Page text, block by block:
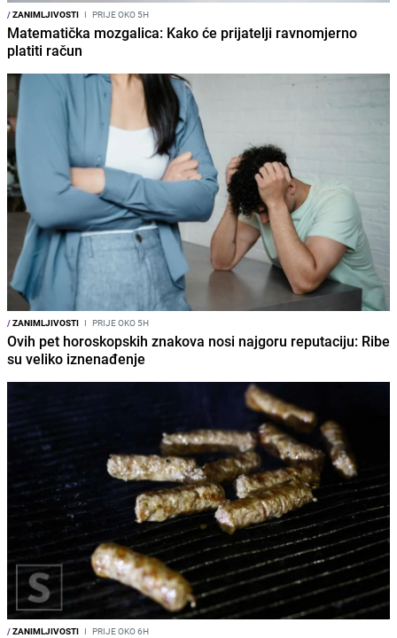
/ZANIMLJIVOSTI I PRIJE OKO 5H
Matematička mozgalica: Kako će prijatelji ravnomjerno
platiti račun
/ZANIMLJIVOSTI I PRIJE OKO 5H
Ovih pet horoskopskih znakova nosi najgoru reputaciju: Ribe
su veliko iznenađenje
/ZANIMLJIVOSTI I PRIJE OKO 6H